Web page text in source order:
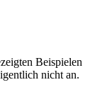
Beispielen
nicht an.